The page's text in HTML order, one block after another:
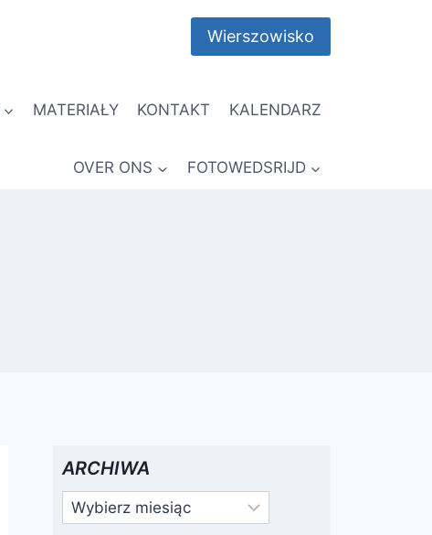
Wierszowisko
MATERIAŁY KONTAKT KALENDARZ
OVER ONS FOTOWEDSRIJD
ARCHIWA
Archiwa